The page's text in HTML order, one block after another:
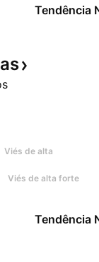
Tendência
Viés de alta
Viés de alta forte
Tendência